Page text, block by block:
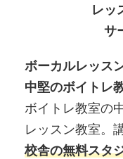
レッ
サ
ボーカルレッス
中堅のボイトレ
ボイトレ教室の
レッスン教室。
校舎の無料スタ